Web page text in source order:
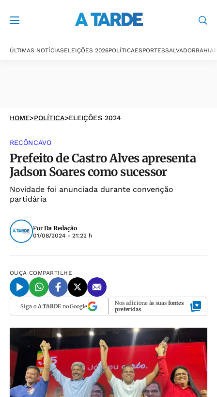
ÚLTIMAS NOTÍCIASELEIÇÕES 2026POLÍTICAESPORTESSALVADORBAHIA
HOME>POLÍTICA>ELEIÇÕES 2024
RECÔNCAVO
Prefeito de Castro Alves apresenta
Jadson Soares como sucessor
Novidade foi anunciada durante convenção
partidária
Por Da Redação
01/08/2024 - 21:22 h
OUÇA COMPARTILHE
Siga o A TARDEno Google Nos adicione às suas fontes
preferidas